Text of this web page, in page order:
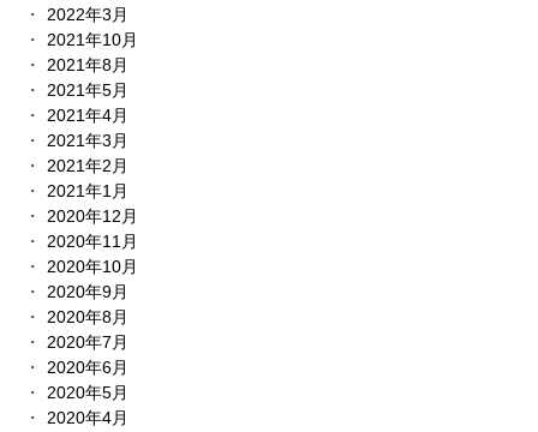
2022年3月
2021年10月
2021年8月
2021年5月
2021年4月
2021年3月
2021年2月
2021年1月
2020年12月
2020年11月
2020年10月
2020年9月
2020年8月
2020年7月
2020年6月
2020年5月
2020年4月